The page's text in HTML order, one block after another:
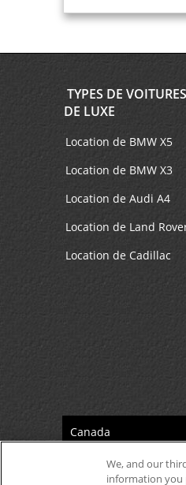
TYPES DE VOITURES
DE LUXE
Location de BMW X5
Location de BMW X3
Location de Audi A4
Location de Land
Location de Cadillac
We, and our
information you